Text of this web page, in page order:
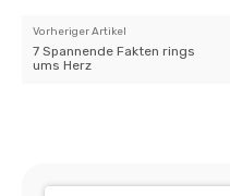
Vorheriger Artikel
7 Spannende Fakten rings
ums Herz